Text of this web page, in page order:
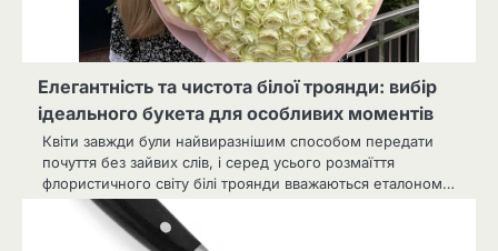
Елегантність та чистота білої троянди: вибір
ідеального букета для особливих моментів
Квіти завжди були найвиразнішим способом передати
почуття без зайвих слів, і серед усього розмаїття
флористичного світу білі троянди вважаються еталоном…